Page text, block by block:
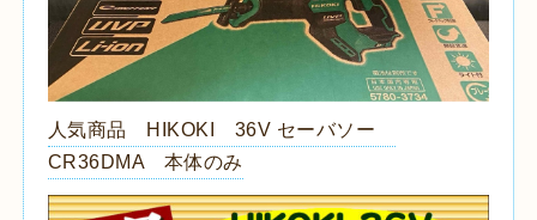
人気商品 HIKOKI 36V セーバソー
CR36DMA 本体のみ